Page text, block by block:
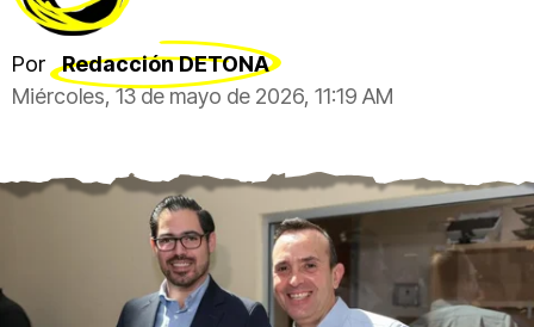
Por
Redacción DETONA
Miércoles, 13 de mayo de 2026, 11:19 AM